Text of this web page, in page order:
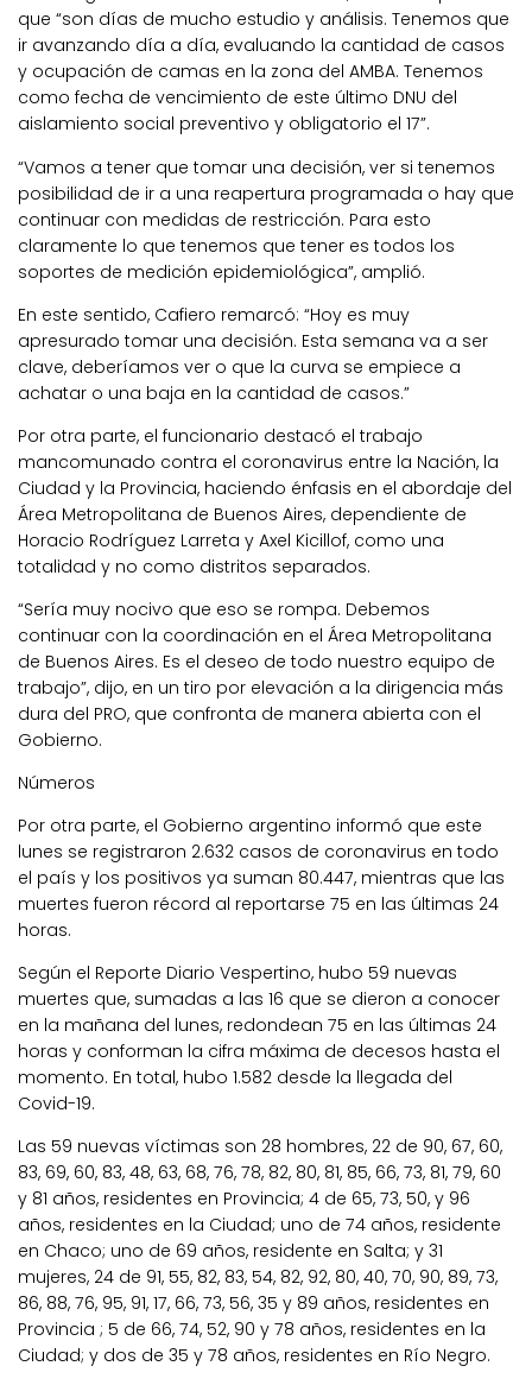
que “son días de mucho estudio y análisis. Tenemos que
ir avanzando día a día, evaluando la cantidad de casos
y ocupación de camas en la zona del AMBA. Tenemos
como fecha de vencimiento de este último DNU del
aislamiento social preventivo y obligatorio el 17”.
“Vamos a tener que tomar una decisión, ver si tenemos
posibilidad de ir a una reapertura programada o hay que
continuar con medidas de restricción. Para esto
claramente lo que tenemos que tener es todos los
soportes de medición epidemiológica”, amplió.
En este sentido, Cafiero remarcó: “Hoy es muy
apresurado tomar una decisión. Esta semana va a ser
clave, deberíamos ver o que la curva se empiece a
achatar o una baja en la cantidad de casos.”
Por otra parte, el funcionario destacó el trabajo
mancomunado contra el coronavirus entre la Nación, la
Ciudad y la Provincia, haciendo énfasis en el abordaje del
Área Metropolitana de Buenos Aires, dependiente de
Horacio Rodríguez Larreta y Axel Kicillof, como una
totalidad y no como distritos separados.
“Sería muy nocivo que eso se rompa. Debemos
continuar con la coordinación en el Área Metropolitana
de Buenos Aires. Es el deseo de todo nuestro equipo de
trabajo”, dijo, en un tiro por elevación a la dirigencia más
dura del PRO, que confronta de manera abierta con el
Gobierno.
Números
Por otra parte, el Gobierno argentino informó que este
lunes se registraron 2.632 casos de coronavirus en todo
el país y los positivos ya suman 80.447, mientras que las
muertes fueron récord al reportarse 75 en las últimas 24
horas.
Según el Reporte Diario Vespertino, hubo 59 nuevas
muertes que, sumadas a las 16 que se dieron a conocer
en la mañana del lunes, redondean 75 en las últimas 24
horas y conforman la cifra máxima de decesos hasta el
momento. En total, hubo 1.582 desde la llegada del
Covid-19.
Las 59 nuevas víctimas son 28 hombres, 22 de 90, 67, 60,
83, 69, 60, 83, 48, 63, 68, 76, 78, 82, 80, 81, 85, 66, 73, 81, 79, 60
y 81 años, residentes en Provincia; 4 de 65, 73, 50, y 96
años, residentes en la Ciudad; uno de 74 años, residente
en Chaco; uno de 69 años, residente en Salta; y 31
mujeres, 24 de 91, 55, 82, 83, 54, 82, 92, 80, 40, 70, 90, 89, 73,
86, 88, 76, 95, 91, 17, 66, 73, 56, 35 y 89 años, residentes en
Provincia ; 5 de 66, 74, 52, 90 y 78 años, residentes en la
Ciudad; y dos de 35 y 78 años, residentes en Río Negro.